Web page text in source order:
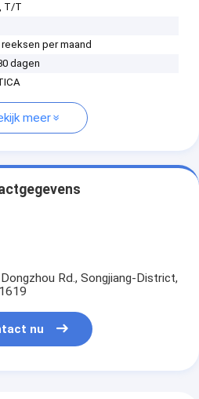
T/T
reeksen per maand
dagen
meer
Rd., Songjiang-District,
nu